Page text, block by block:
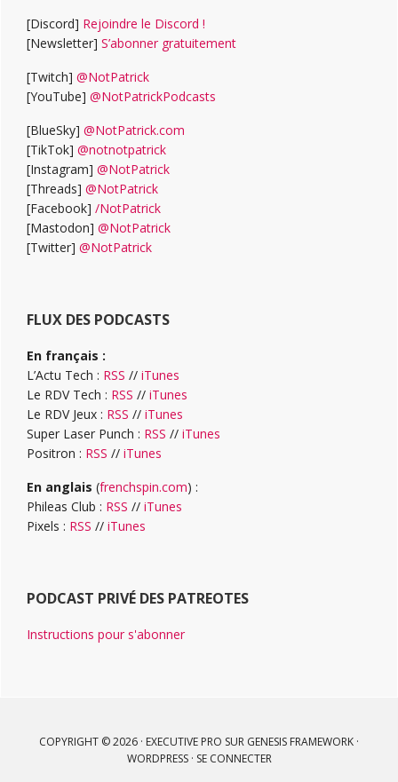
[Discord] Rejoindre le Discord !
[Newsletter] S’abonner gratuitement
[Twitch] @NotPatrick
[YouTube] @NotPatrickPodcasts
[BlueSky] @NotPatrick.com
[TikTok] @notnotpatrick
[Instagram] @NotPatrick
[Threads] @NotPatrick
[Facebook] /NotPatrick
[Mastodon] @NotPatrick
[Twitter] @NotPatrick
FLUX DES PODCASTS
En français :
L’Actu Tech : RSS // iTunes
Le RDV Tech : RSS // iTunes
Le RDV Jeux : RSS // iTunes
Super Laser Punch : RSS // iTunes
Positron : RSS // iTunes
En anglais (frenchspin.com) :
Phileas Club : RSS // iTunes
Pixels : RSS // iTunes
PODCAST PRIVÉ DES PATREOTES
Instructions pour s'abonner
COPYRIGHT © 2026 · EXECUTIVE PRO SUR GENESIS FRAMEWORK ·
WORDPRESS· SE CONNECTER